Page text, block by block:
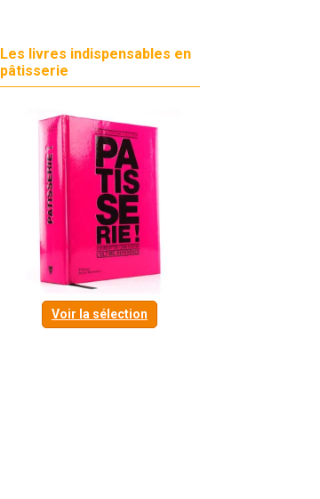
Les livres indispensables en
pâtisserie
Voir la sélection